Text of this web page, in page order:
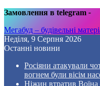
Замовлення в telegram -
Мегабуд – будівельні
Неділя, 9 Серпня 2026
Останні новини
Росіяни атакували
вогнем були вісім
Ніжин втратив